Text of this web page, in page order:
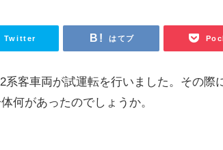
Twitter はてブ
系客車両が試運転を行いました。その際
何があったのでしょうか。